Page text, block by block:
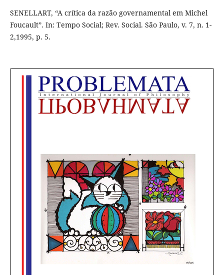
SENELLART, “A crítica da razão governamental em Michel
Foucault”. In: Tempo Social; Rev. Social. São Paulo, v. 7, n. 1-
2,1995, p. 5.